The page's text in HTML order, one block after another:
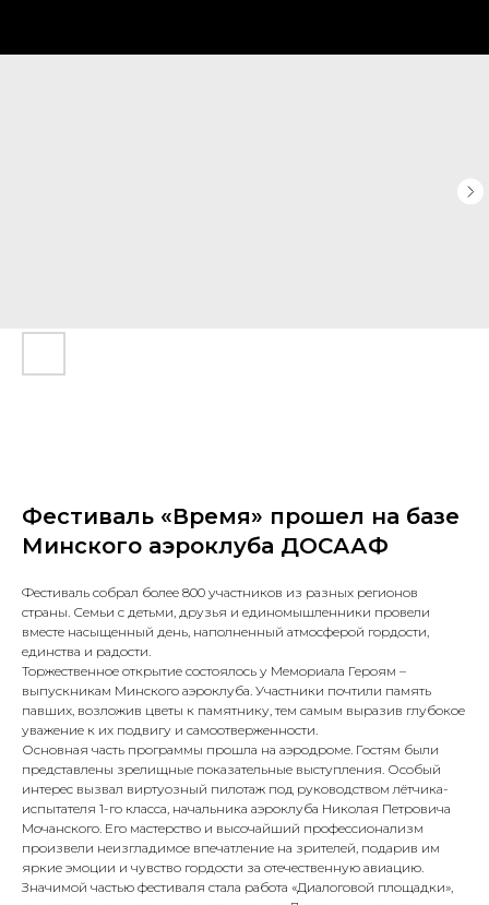
Фестиваль «Время» прошел на базе
Минского аэроклуба ДОСААФ
Фестиваль собрал более 800 участников из разных регионов
страны. Семьи с детьми, друзья и единомышленники провели
вместе насыщенный день, наполненный атмосферой гордости,
единства и радости.
Торжественное открытие состоялось у Мемориала Героям –
выпускникам Минского аэроклуба. Участники почтили память
павших, возложив цветы к памятнику, тем самым выразив глубокое
уважение к их подвигу и самоотверженности.
Основная часть программы прошла на аэродроме. Гостям были
представлены зрелищные показательные выступления. Особый
интерес вызвал виртуозный пилотаж под руководством лётчика-
испытателя 1-го класса, начальника аэроклуба Николая Петровича
Мочанского. Его мастерство и высочайший профессионализм
произвели неизгладимое впечатление на зрителей, подарив им
яркие эмоции и чувство гордости за отечественную авиацию.
Значимой частью фестиваля стала работа «Диалоговой площадки»,